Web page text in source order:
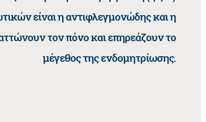
είναι η αντιφλεγμονώδης και η
τον πόνο και επηρεάζουν το
μέγεθος της ενδομητρίωσης.